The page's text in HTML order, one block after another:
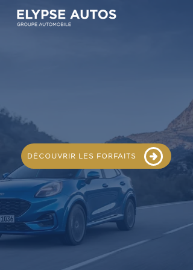
DÉCOUVRIR LES FORFAITS